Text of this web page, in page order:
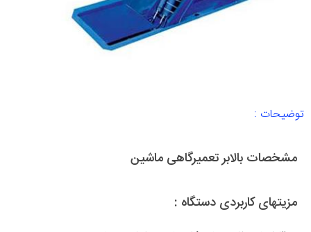
توضیحات :
مشخصات بالابر تعمیرگاهی ماشین
مزیتهای کاربردی دستگاه :